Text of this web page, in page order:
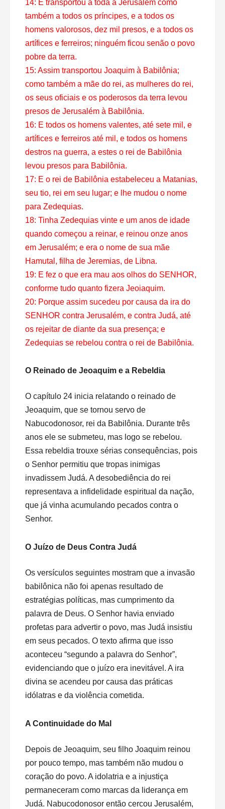
14: E transportou a toda a Jerusalém como
também a todos os príncipes, e a todos os
homens valorosos, dez mil presos, e a todos os
artífices e ferreiros; ninguém ficou senão o povo
pobre da terra.
15: Assim transportou Joaquim à Babilônia;
como também a mãe do rei, as mulheres do rei,
os seus oficiais e os poderosos da terra levou
presos de Jerusalém à Babilônia.
16: E todos os homens valentes, até sete mil, e
artífices e ferreiros até mil, e todos os homens
destros na guerra, a estes o rei de Babilônia
levou presos para Babilônia.
17: E o rei de Babilônia estabeleceu a Matanias,
seu tio, rei em seu lugar; e lhe mudou o nome
para Zedequias.
18: Tinha Zedequias vinte e um anos de idade
quando começou a reinar, e reinou onze anos
em Jerusalém; e era o nome de sua mãe
Hamutal, filha de Jeremias, de Libna.
19: E fez o que era mau aos olhos do SENHOR,
conforme tudo quanto fizera Jeoiaquim.
20: Porque assim sucedeu por causa da ira do
SENHOR contra Jerusalém, e contra Judá, até
os rejeitar de diante da sua presença; e
Zedequias se rebelou contra o rei de Babilônia.
O Reinado de Jeoaquim e a Rebeldia
O capítulo 24 inicia relatando o reinado de
Jeoaquim, que se tornou servo de
Nabucodonosor, rei da Babilônia. Durante três
anos ele se submeteu, mas logo se rebelou.
Essa rebeldia trouxe sérias consequências, pois
o Senhor permitiu que tropas inimigas
invadissem Judá. A desobediência do rei
representava a infidelidade espiritual da nação,
que já vinha acumulando pecados contra o
Senhor.
O Juízo de Deus Contra Judá
Os versículos seguintes mostram que a invasão
babilônica não foi apenas resultado de
estratégias políticas, mas cumprimento da
palavra de Deus. O Senhor havia enviado
profetas para advertir o povo, mas Judá insistiu
em seus pecados. O texto afirma que isso
aconteceu “segundo a palavra do Senhor”,
evidenciando que o juízo era inevitável. A ira
divina se acendeu por causa das práticas
idólatras e da violência cometida.
A Continuidade do Mal
Depois de Jeoaquim, seu filho Joaquim reinou
por pouco tempo, mas também não mudou o
coração do povo. A idolatria e a injustiça
permaneceram como marcas da liderança em
Judá. Nabucodonosor então cercou Jerusalém,